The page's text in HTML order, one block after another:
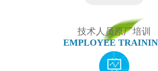
技术人员原厂培训
EMPLOYEE